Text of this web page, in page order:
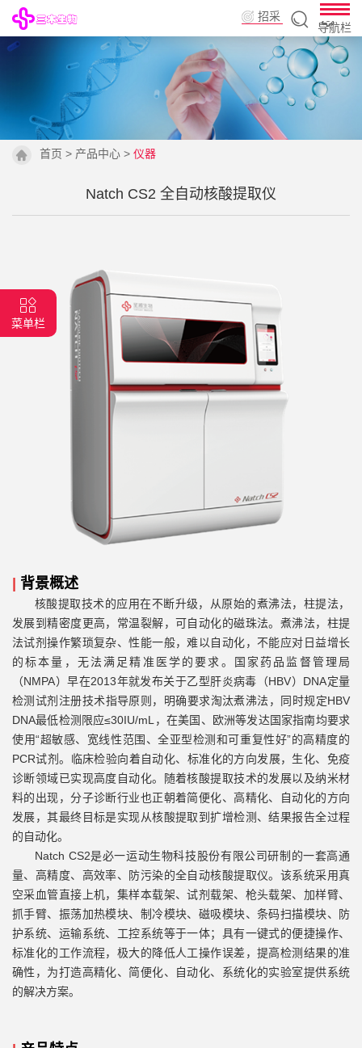
招采
导航栏
首页 > 产品中心 > 仪器
菜单栏
Natch CS2 全自动核酸提取仪
背景概述
核酸提取技术的应用在不断升级，从原始的煮沸法，柱提法，
发展到精密度更高，常温裂解，可自动化的磁珠法。煮沸法，柱提
法试剂操作繁琐复杂、性能一般，难以自动化，不能应对日益增长
的标本量，无法满足精准医学的要求。国家药品监督管理局
（NMPA）早在2013年就发布关于乙型肝炎病毒（HBV）DNA定量
检测试剂注册技术指导原则，明确要求淘汰煮沸法，同时规定HBV
DNA最低检测限应≤30IU/mL，在美国、欧洲等发达国家指南均要求
使用“超敏感、宽线性范围、全亚型检测和可重复性好”的高精度的
PCR试剂。临床检验向着自动化、标准化的方向发展，生化、免疫
诊断领域已实现高度自动化。随着核酸提取技术的发展以及纳米材
料的出现，分子诊断行业也正朝着简便化、高精化、自动化的方向
发展，其最终目标是实现从核酸提取到扩增检测、结果报告全过程
的自动化。
Natch CS2是必一运动生物科技股份有限公司研制的一套高通
量、高精度、高效率、防污染的全自动核酸提取仪。该系统采用真
空采血管直接上机，集样本载架、试剂载架、枪头载架、加样臂、
抓手臂、振荡加热模块、制冷模块、磁吸模块、条码扫描模块、防
护系统、运输系统、工控系统等于一体；具有一键式的便捷操作、
标准化的工作流程，极大的降低人工操作误差，提高检测结果的准
确性，为打造高精化、简便化、自动化、系统化的实验室提供系统
的解决方案。